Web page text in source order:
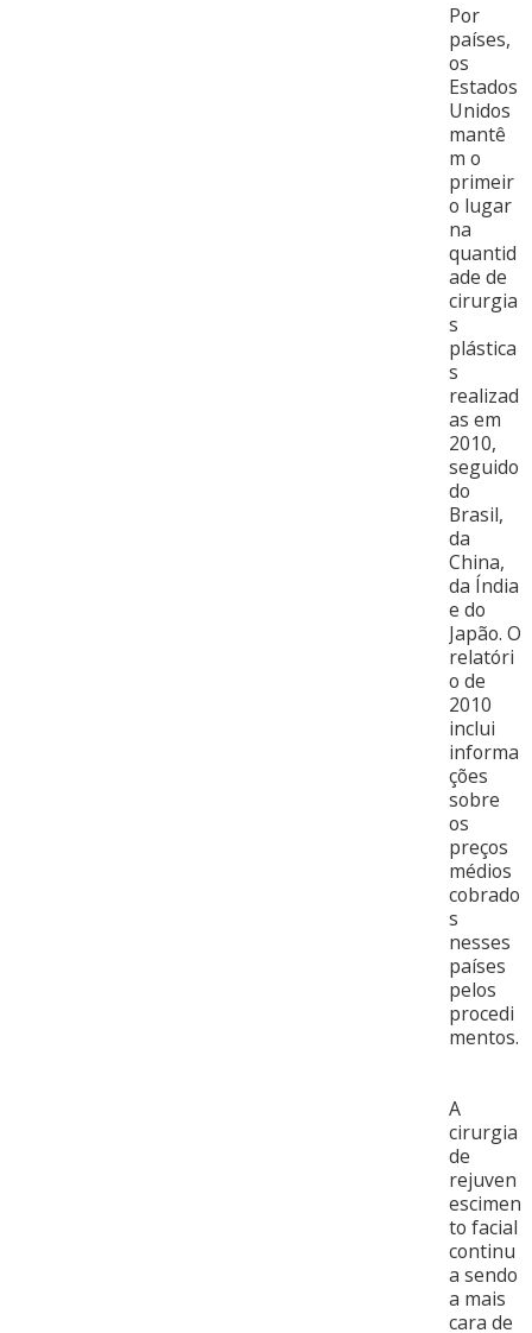
Por
países,
os
Estados
Unidos
mantê
m o
primeir
o lugar
na
quantid
ade de
cirurgia
s
plástica
s
realizad
as em
2010,
seguido
do
Brasil,
da
China,
da Índia
e do
Japão. O
relatóri
o de
2010
inclui
informa
ções
sobre
os
preços
médios
cobrado
s
nesses
países
pelos
procedi
mentos.
A
cirurgia
de
rejuven
escimen
to facial
continu
a sendo
a mais
cara de